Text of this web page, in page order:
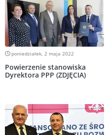
poniedziałek, 2 maja 2022
Powierzenie stanowiska
Dyrektora PPP (ZDJĘCIA)